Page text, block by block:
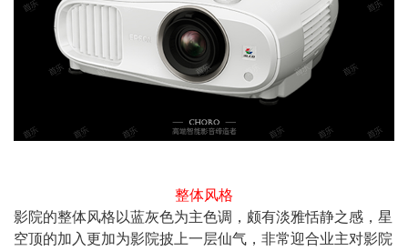
整体风格
影院的整体风格以蓝灰色为主色调，颇有淡雅恬静之感，星
空顶的加入更加为影院披上一层仙气，非常迎合业主对影院